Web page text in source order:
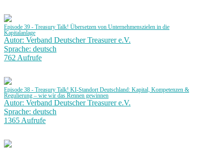
Episode 39 - Treasury Talk! Übersetzen von Unternehmenszielen in die
Kapitalanlage
Autor: Verband Deutscher Treasurer e.V.
Sprache: deutsch
762 Aufrufe
Episode 38 - Treasury Talk! KI-Standort Deutschland: Kapital, Kompetenzen &
Regulierung – wie wir das Rennen gewinnen
Autor: Verband Deutscher Treasurer e.V.
Sprache: deutsch
1365 Aufrufe